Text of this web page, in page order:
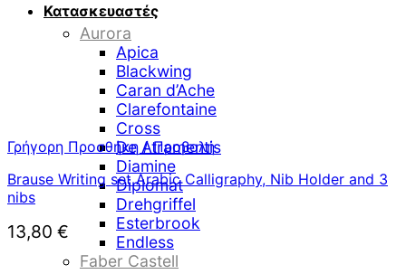
Κατασκευαστές
Aurora
Apica
Blackwing
Caran d’Ache
Clarefontaine
Cross
De Atramentis
Diamine
Diplomat
Drehgriffel
Esterbrook
Endless
Faber Castell
Γρήγορη Προσθήκη / Προβολή
Brause Writing set Arabic Calligraphy, Nib Holder and 3
nibs
13,80 €